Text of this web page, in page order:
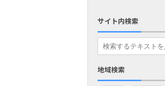
サイト内検索
地域検索